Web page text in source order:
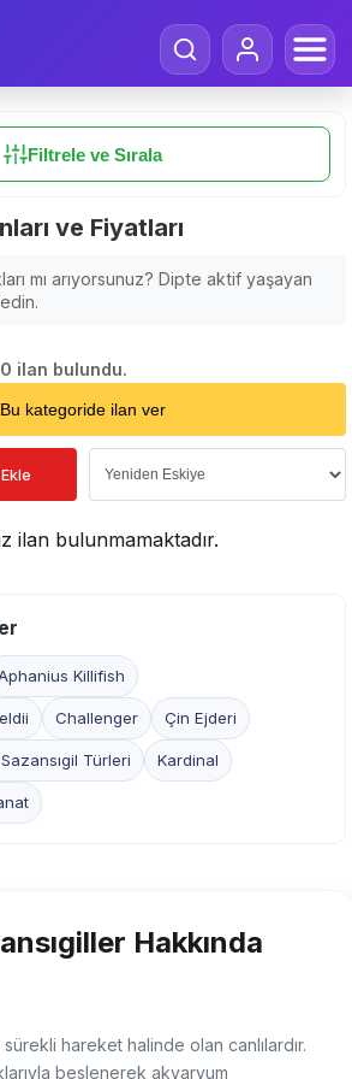
Filtrele ve Sırala
ve Fiyatları
mı arıyorsunuz? Dipte aktif yaşayan
ilan bulundu.
Bu kategoride ilan ver
ilan bulunmamaktadır.
Killifish
Challenger Çin Ejderi
Türleri Kardinal
Hakkında
hareket halinde olan canlılardır.
beslenerek akvaryum